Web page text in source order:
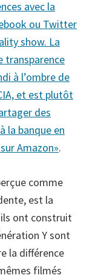
avec la
ou Twitter
show. La
transparence
à l’ombre de
et est plutôt
des
la banque en
Amazon».
comme
est la
ont construit
Y sont
la différence
filmés